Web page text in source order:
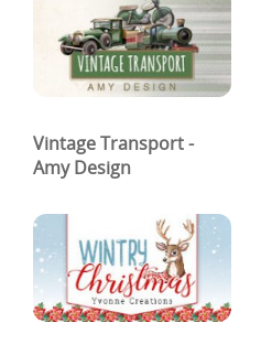
Vintage Transport -
Amy Design